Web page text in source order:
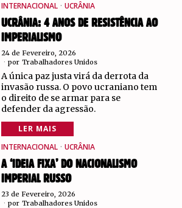
INTERNACIONAL · UCRÂNIA
UCRÂNIA: 4 ANOS DE RESISTÊNCIA AO
IMPERIALISMO
24 de Fevereiro, 2026
por Trabalhadores Unidos
A única paz justa virá da derrota da
invasão russa. O povo ucraniano tem
o direito de se armar para se
defender da agressão.
LER MAIS
INTERNACIONAL · UCRÂNIA
A ‘IDEIA FIXA’ DO NACIONALISMO
IMPERIAL RUSSO
23 de Fevereiro, 2026
por Trabalhadores Unidos